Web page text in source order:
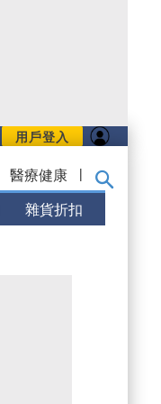
用戶登入
醫療健康 |
雜貨折扣